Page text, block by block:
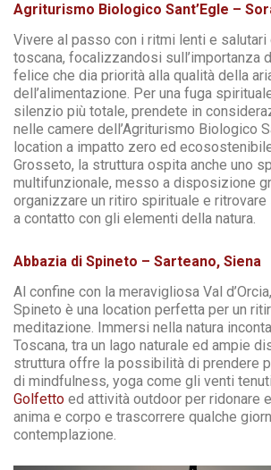
Agriturismo Biologico Sant’Egle –
Vivere al passo con i ritmi lenti e salutari
toscana, focalizzandosi sull’importanza
felice che dia priorità alla qualità della
dell’alimentazione. Per una fuga
silenzio più totale, prendete in
nelle camere dell’Agriturismo Biologico
location a impatto zero ed
Grosseto, la struttura ospita anche uno
multifunzionale, messo a disposizione
organizzare un ritiro spirituale e
a contatto con gli elementi della natura.
Abbazia di Spineto – Sarteano, Siena
Al confine con la meravigliosa Val
Spineto è una location perfetta per un
meditazione. Immersi nella natura
Toscana, tra un lago naturale ed ampie
struttura offre la possibilità di prendere
di mindfulness, yoga come gli venti
Golfetto ed attività outdoor per ridonare
anima e corpo e trascorrere qualche
contemplazione.